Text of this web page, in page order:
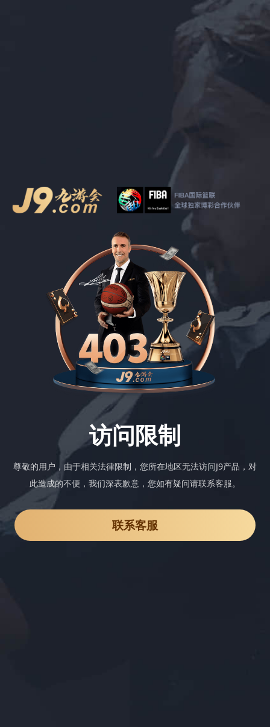
访问限制
尊敬的用户，由于相关法律限制，您所在地区无法访问J9产品，对
此造成的不便，我们深表歉意，您如有疑问请联系客服。
联系客服